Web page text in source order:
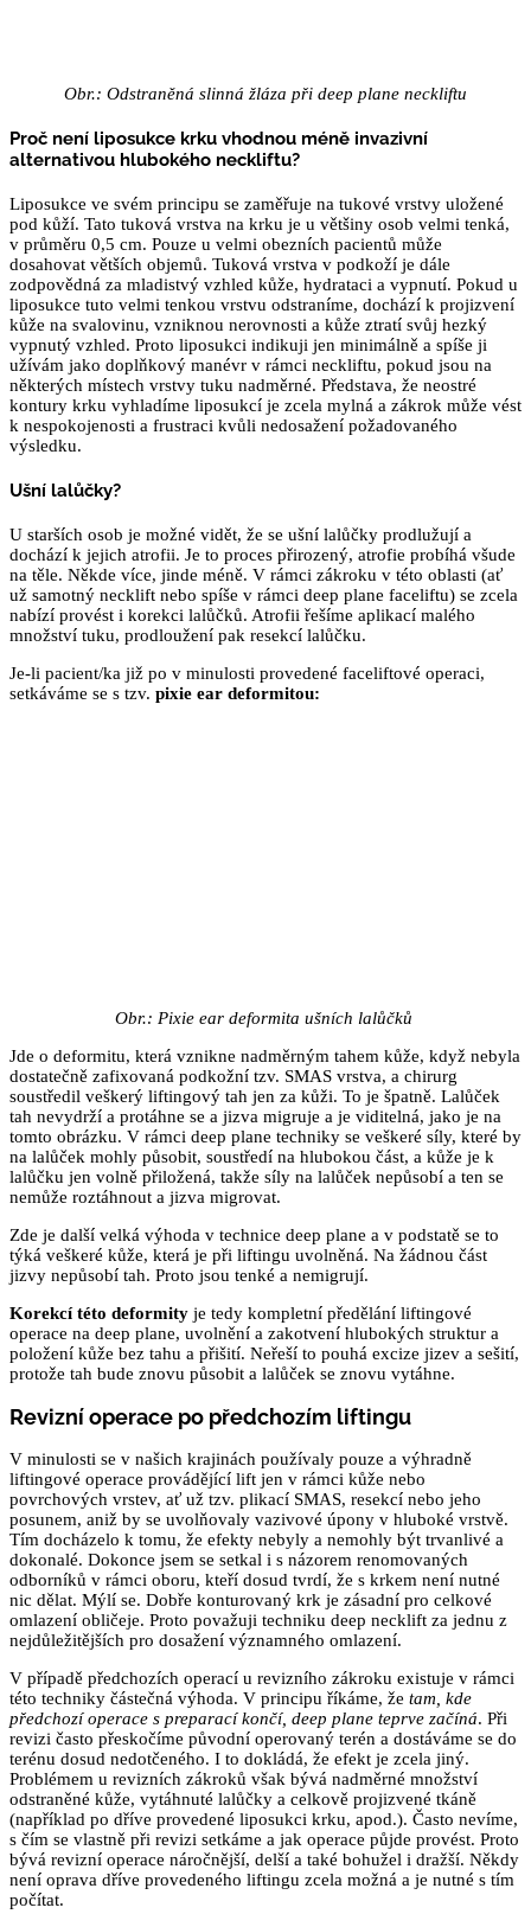
Obr.: Odstraněná slinná žláza při deep plane neckliftu
Proč není liposukce krku vhodnou méně invazivní
alternativou hlubokého neckliftu?
Liposukce ve svém principu se zaměřuje na tukové vrstvy uložené
pod kůží. Tato tuková vrstva na krku je u většiny osob velmi tenká,
v průměru 0,5 cm. Pouze u velmi obezních pacientů může
dosahovat větších objemů. Tuková vrstva v podkoží je dále
zodpovědná za mladistvý vzhled kůže, hydrataci a vypnutí. Pokud u
liposukce tuto velmi tenkou vrstvu odstraníme, dochází k projizvení
kůže na svalovinu, vzniknou nerovnosti a kůže ztratí svůj hezký
vypnutý vzhled. Proto liposukci indikuji jen minimálně a spíše ji
užívám jako doplňkový manévr v rámci neckliftu, pokud jsou na
některých místech vrstvy tuku nadměrné. Představa, že neostré
kontury krku vyhladíme liposukcí je zcela mylná a zákrok může vést
k nespokojenosti a frustraci kvůli nedosažení požadovaného
výsledku.
Ušní lalůčky?
U starších osob je možné vidět, že se ušní lalůčky prodlužují a
dochází k jejich atrofii. Je to proces přirozený, atrofie probíhá všude
na těle. Někde více, jinde méně. V rámci zákroku v této oblasti (ať
už samotný necklift nebo spíše v rámci deep plane faceliftu) se zcela
nabízí provést i korekci lalůčků. Atrofii řešíme aplikací malého
množství tuku, prodloužení pak resekcí lalůčku.
Je-li pacient/ka již po v minulosti provedené faceliftové operaci,
setkáváme se s tzv. pixie ear deformitou:
Obr.: Pixie ear deformita ušních lalůčků
Jde o deformitu, která vznikne nadměrným tahem kůže, když nebyla
dostatečně zafixovaná podkožní tzv. SMAS vrstva, a chirurg
soustředil veškerý liftingový tah jen za kůži. To je špatně. Lalůček
tah nevydrží a protáhne se a jizva migruje a je viditelná, jako je na
tomto obrázku. V rámci deep plane techniky se veškeré síly, které by
na lalůček mohly působit, soustředí na hlubokou část, a kůže je k
lalůčku jen volně přiložená, takže síly na lalůček nepůsobí a ten se
nemůže roztáhnout a jizva migrovat.
Zde je další velká výhoda v technice deep plane a v podstatě se to
týká veškeré kůže, která je při liftingu uvolněná. Na žádnou část
jizvy nepůsobí tah. Proto jsou tenké a nemigrují.
Korekcí této deformity je tedy kompletní předělání liftingové
operace na deep plane, uvolnění a zakotvení hlubokých struktur a
položení kůže bez tahu a přišití. Neřeší to pouhá excize jizev a sešití,
protože tah bude znovu působit a lalůček se znovu vytáhne.
Revizní operace po předchozím liftingu
V minulosti se v našich krajinách používaly pouze a výhradně
liftingové operace provádějící lift jen v rámci kůže nebo
povrchových vrstev, ať už tzv. plikací SMAS, resekcí nebo jeho
posunem, aniž by se uvolňovaly vazivové úpony v hluboké vrstvě.
Tím docházelo k tomu, že efekty nebyly a nemohly být trvanlivé a
dokonalé. Dokonce jsem se setkal i s názorem renomovaných
odborníků v rámci oboru, kteří dosud tvrdí, že s krkem není nutné
nic dělat. Mýlí se. Dobře konturovaný krk je zásadní pro celkové
omlazení obličeje. Proto považuji techniku deep necklift za jednu z
nejdůležitějších pro dosažení významného omlazení.
V případě předchozích operací u revizního zákroku existuje v rámci
této techniky částečná výhoda. V principu říkáme, že tam, kde
předchozí operace s preparací končí, deep plane teprve začíná. Při
revizi často přeskočíme původní operovaný terén a dostáváme se do
terénu dosud nedotčeného. I to dokládá, že efekt je zcela jiný.
Problémem u revizních zákroků však bývá nadměrné množství
odstraněné kůže, vytáhnuté lalůčky a celkově projizvené tkáně
(například po dříve provedené liposukci krku, apod.). Často nevíme,
s čím se vlastně při revizi setkáme a jak operace půjde provést. Proto
bývá revizní operace náročnější, delší a také bohužel i dražší. Někdy
není oprava dříve provedeného liftingu zcela možná a je nutné s tím
počítat.